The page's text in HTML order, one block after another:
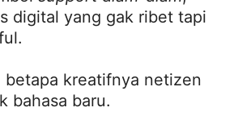
digital yang gak ribet tapi
kreatifnya netizen
bahasa baru.